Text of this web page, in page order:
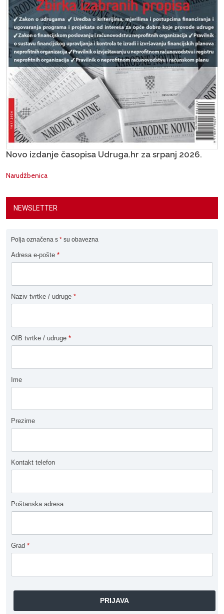
Novo izdanje časopisa Udruga.hr za srpanj 2026.
Narudžbenica
NEWSLETTER
Polja označena s * su obavezna
Adresa e-pošte *
Naziv tvrtke / udruge *
OIB tvrtke / udruge *
Ime
Prezime
Kontakt telefon
Poštanska adresa
Grad *